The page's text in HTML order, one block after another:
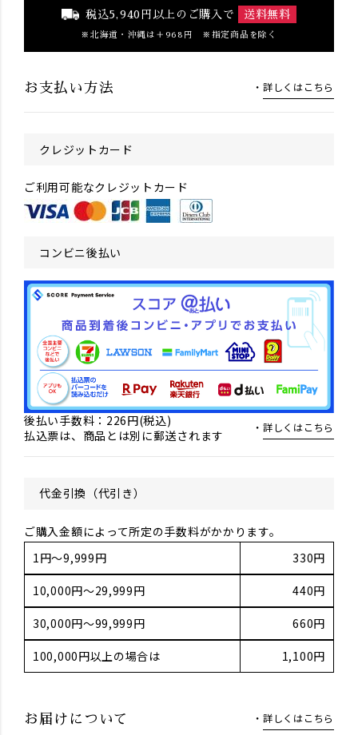
税込5,940円以上のご購入で 送料無料
北海道・沖縄は＋968円 ※指定商品を除く
お支払い方法 詳しくはこちら
お届けについて 詳しくはこちら
クレジットカード
ご利用可能なクレジットカード
コンビニ後払い
後払い手数料：226円(税込)
払込票は、商品とは別に郵送されます
詳しくはこちら
代金引換（代引き）
ご購入金額によって所定の手数料がかかります。
1円～9,999円
330円
10,000円～29,999円 440円
30,000円～99,999円 660円
100,000円以上の場合は 1,100円